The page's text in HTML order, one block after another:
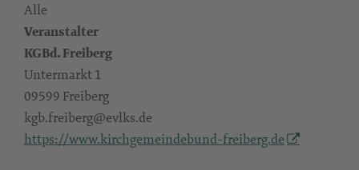
Alle
Veranstalter
KGBd. Freiberg
Untermarkt 1
09599 Freiberg
kgb.freiberg@evlks.de
https://www.kirchgemeindebund-freiberg.de